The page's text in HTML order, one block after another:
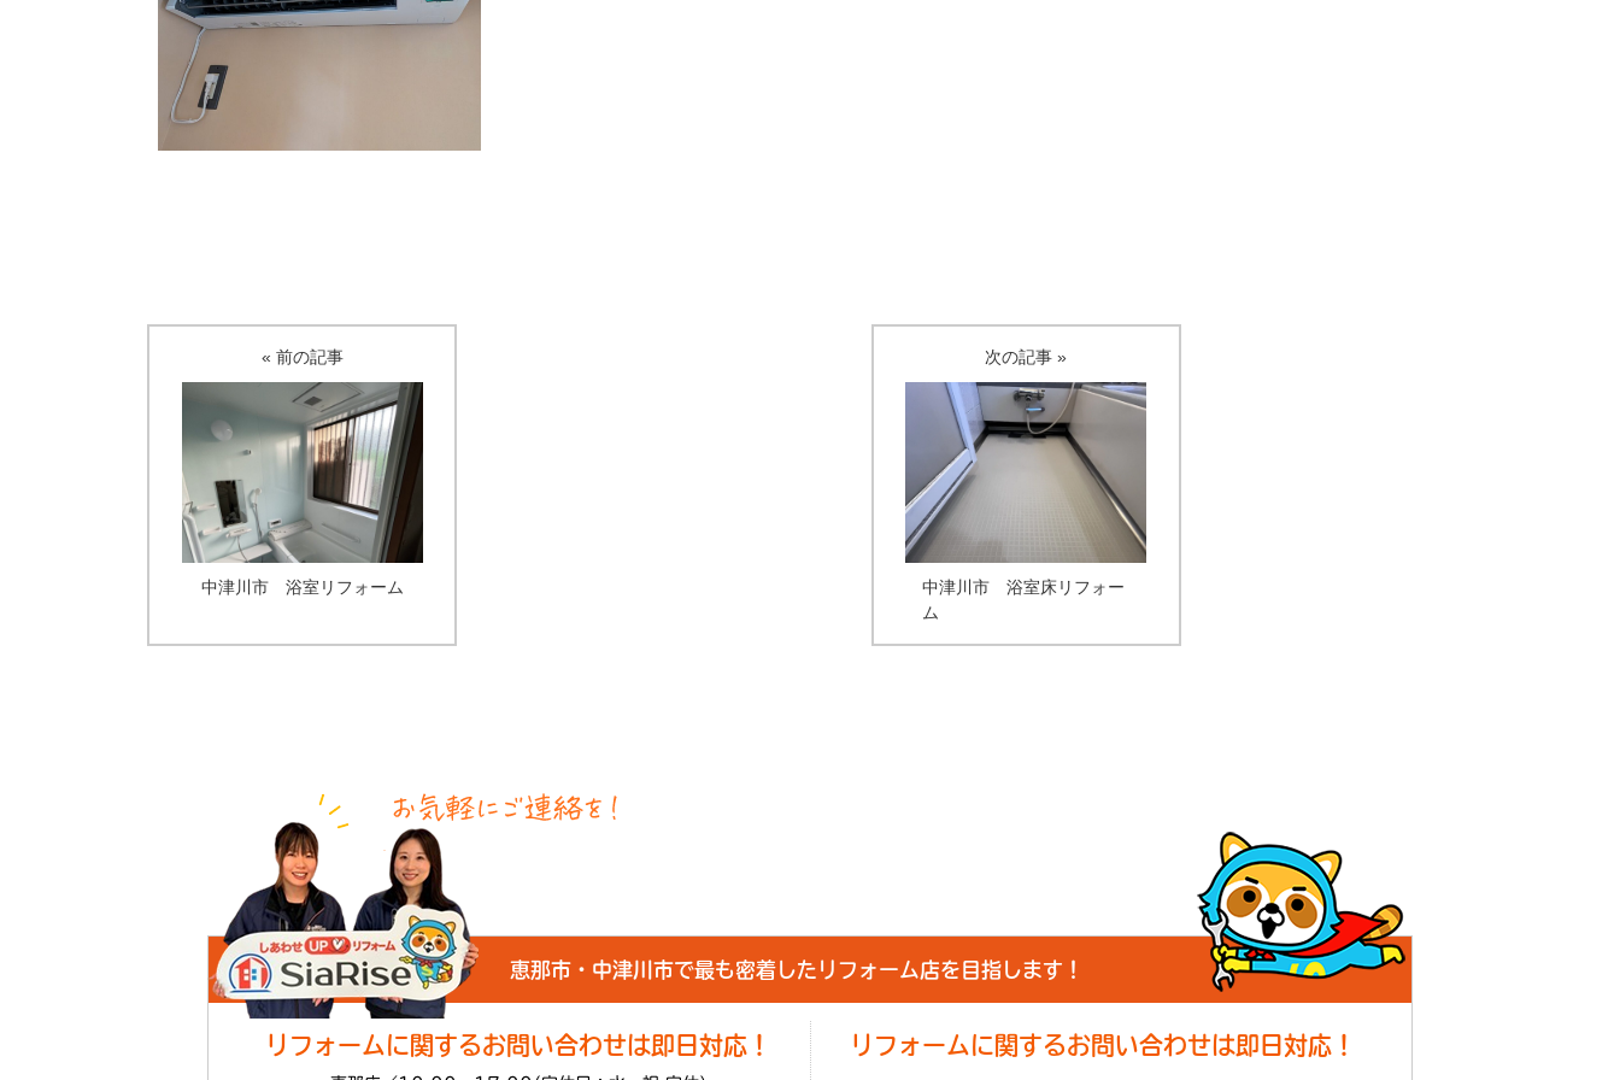
« 前の記事
中津川市 浴室リフォーム
次の記事 »
中津川市 浴室床リフォー
ム
恵那市・中津川市で最も密着したリフォーム店を目指します！
リフォームに関するお問い合わせは即日対応！ リフォームに関するお問い合わせは即日対応！